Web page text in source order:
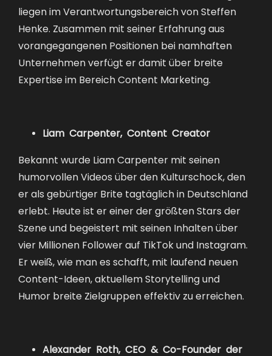
liegen im Verantwortungsbereich von Steffen
Henke. Zusammen mit seiner Erfahrung aus
vorangegangenen Positionen bei namhaften
Unternehmen verfügt er damit über breite
Expertise im Bereich Content Marketing.
Liam Carpenter, Content Creator
Bekannt wurde Liam Carpenter mit seinen
humorvollen Videos über den Kulturschock, den
er als gebürtiger Brite tagtäglich in Deutschland
erlebt. Heute ist er einer der größten Stars der
Szene und begeistert mit seinen Inhalten über
vier Millionen Follower auf TikTok und Instagram.
Er weiß, wie man es schafft, mit laufend neuen
Content-Ideen, aktuellem Storytelling und
Humor breite Zielgruppen effektiv zu erreichen.
Alexander Roth, CEO & Co-Founder der